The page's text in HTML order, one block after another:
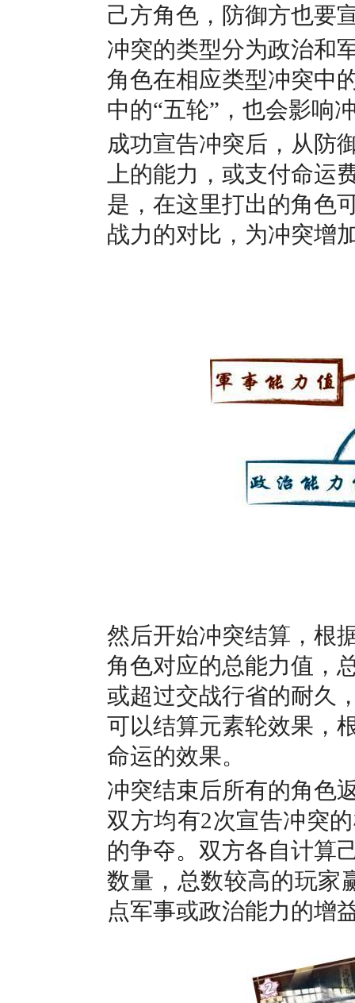
己方角色，防御方也要
冲突的类型分为政治和
角色在相应类型冲突中
中的“五轮”，也会影响
成功宣告冲突后，从防
上的能力，或支付命
是，在这里打出的角色
战力的对比，为冲突增
然后开始冲突结算，根
角色对应的总能力值，
或超过交战行省的耐久
可以结算元素轮效果，
命运的效果。
冲突结束后所有的角色
双方均有2次宣告冲突
的争夺。双方各自计算
数量，总数较高的玩家
点军事或政治能力的增